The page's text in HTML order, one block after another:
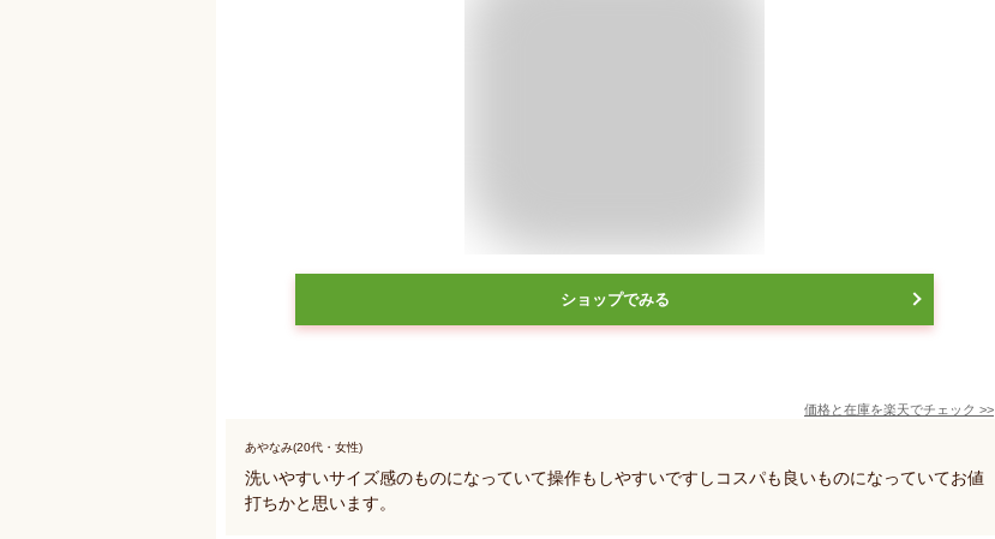
ショップでみる
価格と在庫を楽天でチェック >>
あやなみ(20代・女性)
洗いやすいサイズ感のものになっていて操作もしやすいですしコスパも良いものになっていてお値
打ちかと思います。